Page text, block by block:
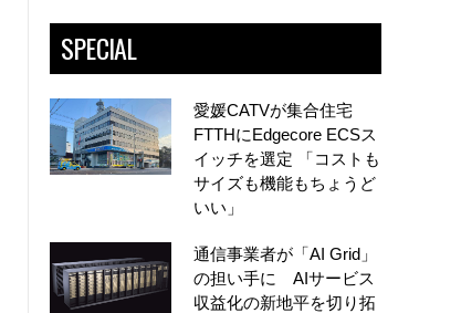
SPECIAL
愛媛CATVが集合住宅
FTTHにEdgecore ECSス
イッチを選定 「コストも
サイズも機能もちょうど
いい」
通信事業者が「AI Grid」
の担い手に AIサービス
収益化の新地平を切り拓